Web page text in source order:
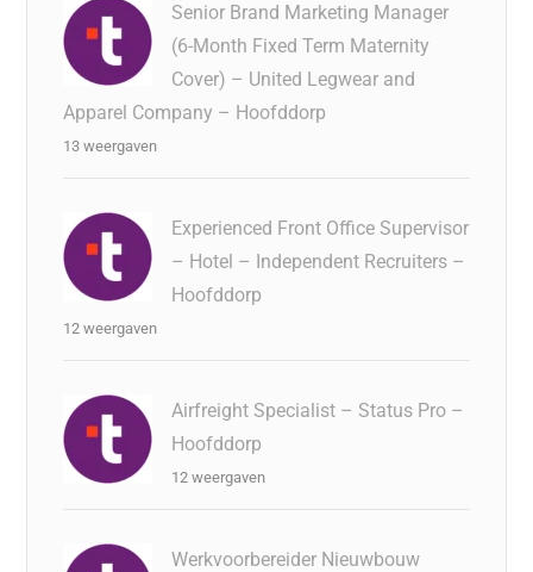
Senior Brand Marketing Manager
(6-Month Fixed Term Maternity
Cover) – United Legwear and
Apparel Company – Hoofddorp
13 weergaven
Experienced Front Office Supervisor
– Hotel – Independent Recruiters –
Hoofddorp
12 weergaven
Airfreight Specialist – Status Pro –
Hoofddorp
12 weergaven
Werkvoorbereider Nieuwbouw